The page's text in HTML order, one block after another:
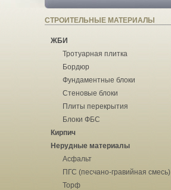
СТРОИТЕЛЬНЫЕ МАТЕРИАЛЫ
ЖБИ
Тротуарная плитка
Бордюр
Фундаментные блоки
Стеновые блоки
Плиты перекрытия
Блоки ФБС
Кирпич
Нерудные материалы
Асфальт
ПГС (песчано-гравийная смесь)
Торф